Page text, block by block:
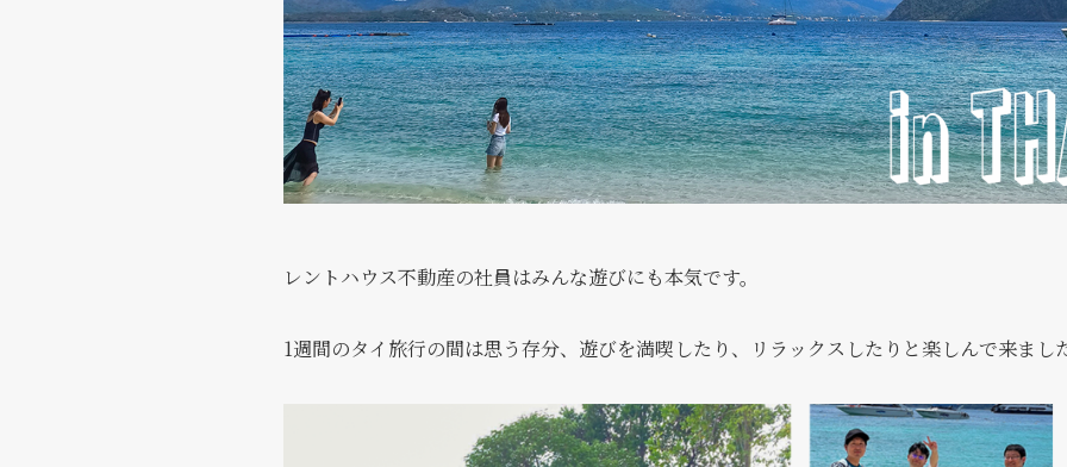
レントハウス不動産の社員はみんな遊びにも本気です。
1週間のタイ旅行の間は思う存分、遊びを満喫したり、リラックスしたりと楽しんで来まし